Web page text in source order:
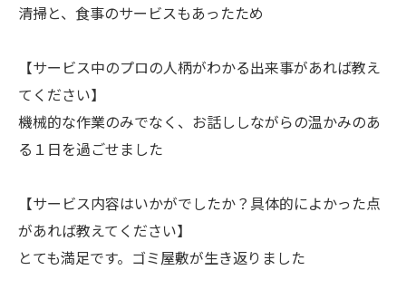
清掃と、食事のサービスもあったため
【サービス中のプロの人柄がわかる出来事があれば教え
てください】
機械的な作業のみでなく、お話ししながらの温かみのあ
る１日を過ごせました
【サービス内容はいかがでしたか？具体的によかった点
があれば教えてください】
とても満足です。ゴミ屋敷が生き返りました